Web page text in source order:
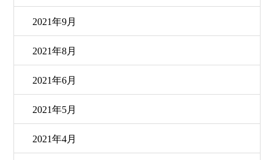
2021年9月
2021年8月
2021年6月
2021年5月
2021年4月